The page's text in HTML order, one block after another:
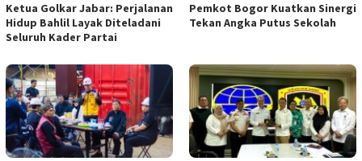
Ketua Golkar Jabar: Perjalanan
Hidup Bahlil Layak Diteladani
Seluruh Kader Partai
Pemkot Bogor Kuatkan Sinergi
Tekan Angka Putus Sekolah